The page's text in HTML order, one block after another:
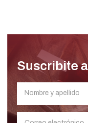
Suscribite